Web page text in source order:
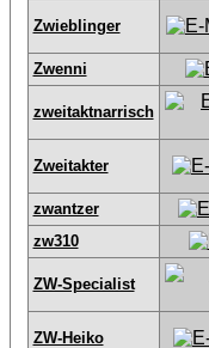
Zwieblinger
Zwenni
zweitaktnarrisch
Zweitakter
zwantzer
zw310
ZW-Specialist
ZW-Heiko